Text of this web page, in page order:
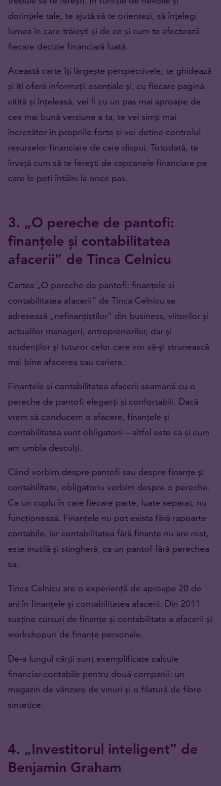
dorințele tale, te ajută să te orientezi, să înțelegi
lumea în care trăiești și de ce și cum te afectează
fiecare decizie financiară luată.
Această carte îți lărgește perspectivele, te ghidează
și îți oferă informații esențiale și, cu fiecare pagină
citită și înțeleasă, vei fi cu un pas mai aproape de
cea mai bună versiune a ta, te vei simți mai
încrezător în propriile forțe și vei deține controlul
resurselor financiare de care dispui. Totodată, te
învață cum să te ferești de capcanele financiare pe
care le poți întâlni la orice pas.
3. „O pereche de pantofi:
finanțele și contabilitatea
afacerii” de Tinca Celnicu
Cartea „O pereche de pantofi: finanțele și
contabilitatea afacerii” de Tinca Celnicu se
adresează „nefinanțiștilor” din business, viitorilor și
actualilor manageri, antreprenorilor, dar și
studenților și tuturor celor care vor să-și strunească
mai bine afacerea sau cariera.
Finanțele și contabilitatea afacerii seamănă cu o
pereche de pantofi eleganți și confortabili. Dacă
vrem să conducem o afacere, finanțele și
contabilitatea sunt obligatorii – altfel este ca și cum
am umbla desculți.
Când vorbim despre pantofi sau despre finanțe și
contabilitate, obligatoriu vorbim despre o pereche.
Ca un cuplu în care fiecare parte, luate separat, nu
funcționează. Finanțele nu pot exista fără rapoarte
contabile, iar contabilitatea fără finanțe nu are rost,
este inutilă și stingheră, ca un pantof fără perechea
sa.
Tinca Celnicu are o experiență de aproape 20 de
ani în finanțele și contabilitatea afacerii. Din 2011
susține cursuri de finanțe și contabilitate a afacerii și
workshopuri de finanțe personale.
De-a lungul cărții sunt exemplificate calcule
financiar-contabile pentru două companii: un
magazin de vânzare de vinuri și o filatură de fibre
sintetice.
4. „Investitorul inteligent” de
Benjamin Graham